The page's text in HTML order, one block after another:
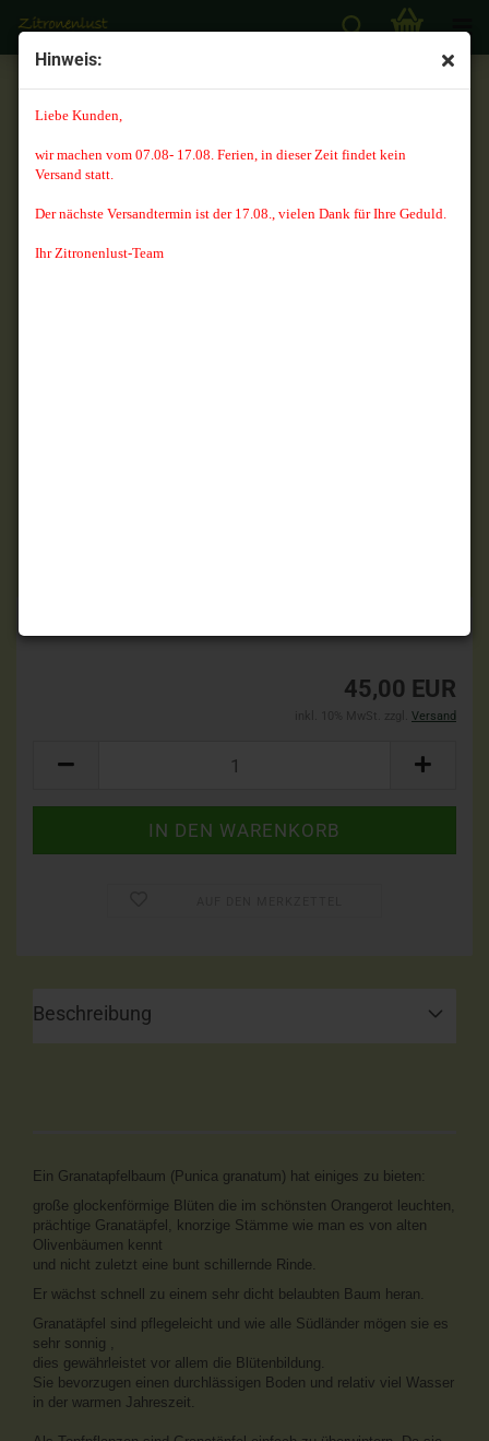
Hinweis:
Liebe Kunden,
wir machen vom 07.08- 17.08. Ferien, in dieser Zeit findet kein
Versand statt.
Der nächste Versandtermin ist der 17.08., vielen Dank für Ihre Geduld.
Ihr Zitronenlust-Team
Granatapfelbaum 170cm - Punica granatum - veredelt -
Granatapfel
45,00 EUR
Versand
Beschreibung
Ein Granatapfelbaum (Punica granatum) hat einiges zu bieten:
große glockenförmige Blüten die im schönsten Orangerot leuchten,
prächtige Granatäpfel, knorzige Stämme wie man es von alten
Olivenbäumen kennt
und nicht zuletzt eine bunt schillernde Rinde.
Er wächst schnell zu einem sehr dicht belaubten Baum heran.
Granatäpfel sind pflegeleicht und wie alle Südländer mögen sie es
sehr sonnig ,
dies gewährleistet vor allem die Blütenbildung.
Sie bevorzugen einen durchlässigen Boden und relativ viel Wasser
in der warmen Jahreszeit.